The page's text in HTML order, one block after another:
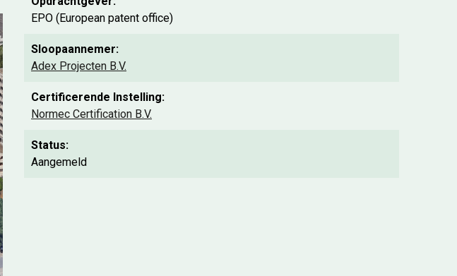
EPO (European patent office)
Sloopaannemer:
Adex Projecten B.V.
Certificerende Instelling:
Normec Certification B.V.
Status:
Aangemeld